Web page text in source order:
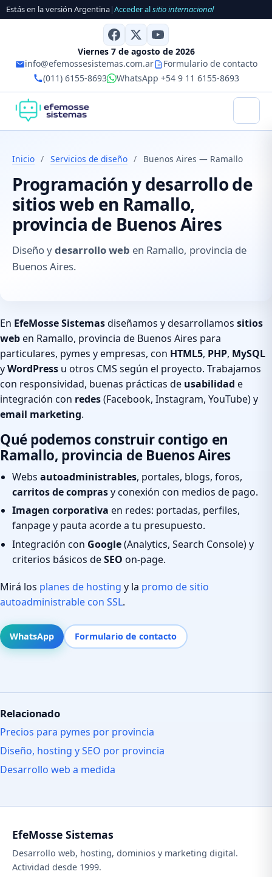
Estás en la versión Argentina|Acceder alsitio internacional
Viernes 7 de agosto de 2026
info@efemossesistemas.com.ar
Formulario de contacto
(011) 6155-8693
WhatsApp +54 9 11 6155-8693
Inicio / Servicios de diseño / Buenos Aires — Ramallo
Programación y desarrollo de
sitios web en Ramallo,
provincia de Buenos Aires
Diseño ydesarrollo web en Ramallo, provincia de
Buenos Aires.
En EfeMosse Sistemasdiseñamos y desarrollamos sitios
weben Ramallo, provincia de Buenos Aires para
particulares, pymes y empresas, con HTML5, PHP, MySQL
yWordPress u otros CMS según el proyecto. Trabajamos
con responsividad, buenas prácticas de usabilidad e
integración con redes(Facebook, Instagram, YouTube) y
email marketing.
Qué podemos construir contigo en
Ramallo, provincia de Buenos Aires
Webs autoadministrables, portales, blogs, foros,
carritos de comprasy conexión con medios de pago.
Imagen corporativa en redes: portadas, perfiles,
fanpage y pauta acorde a tu presupuesto.
Integración con Google(Analytics, Search Console) y
criterios básicos deSEO on-page.
Mirá los planes de hosting y la promo de sitio
autoadministrable con SSL.
WhatsApp Formulario de contacto
Relacionado
Precios para pymes por provincia
Diseño, hosting y SEO por provincia
Desarrollo web a medida
EfeMosse Sistemas
Desarrollo web, hosting, dominios y marketing digital.
Actividad desde 1999.